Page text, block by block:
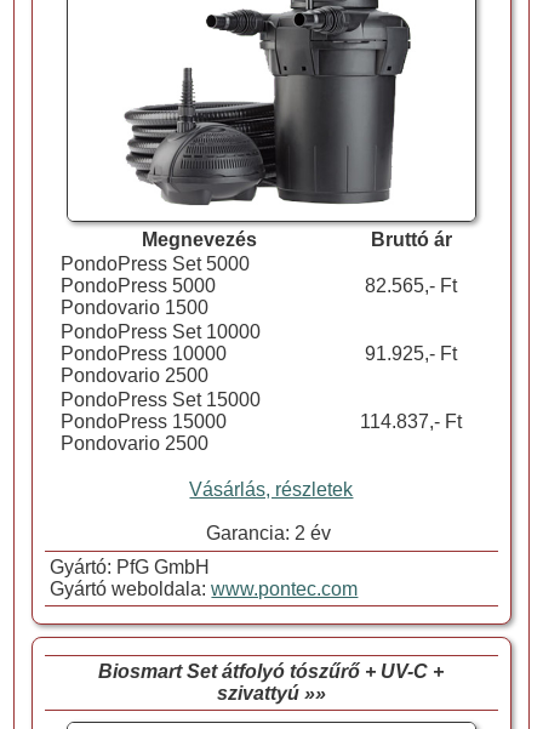
Megnevezés
Bruttó ár
PondoPress Set 5000
PondoPress 5000
Pondovario 1500
82.565,- Ft
PondoPress Set 10000
PondoPress 10000
Pondovario 2500
91.925,- Ft
PondoPress Set 15000
PondoPress 15000
Pondovario 2500
114.837,- Ft
Vásárlás, részletek
Garancia: 2 év
Gyártó: PfG GmbH
Gyártó weboldala:www.pontec.com
Biosmart Set átfolyó tószűrő + UV-C +
szivattyú »»